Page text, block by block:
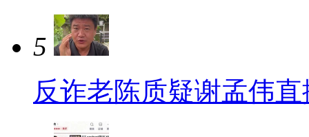
5
反诈老陈质疑谢孟伟